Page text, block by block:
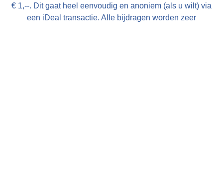
€ 1,--. Dit gaat heel eenvoudig en anoniem (als u wilt) via
een iDeal transactie. Alle bijdragen worden zeer